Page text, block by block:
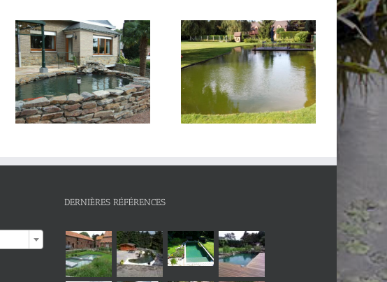
DERNIÈRES RÉFÉRENCES